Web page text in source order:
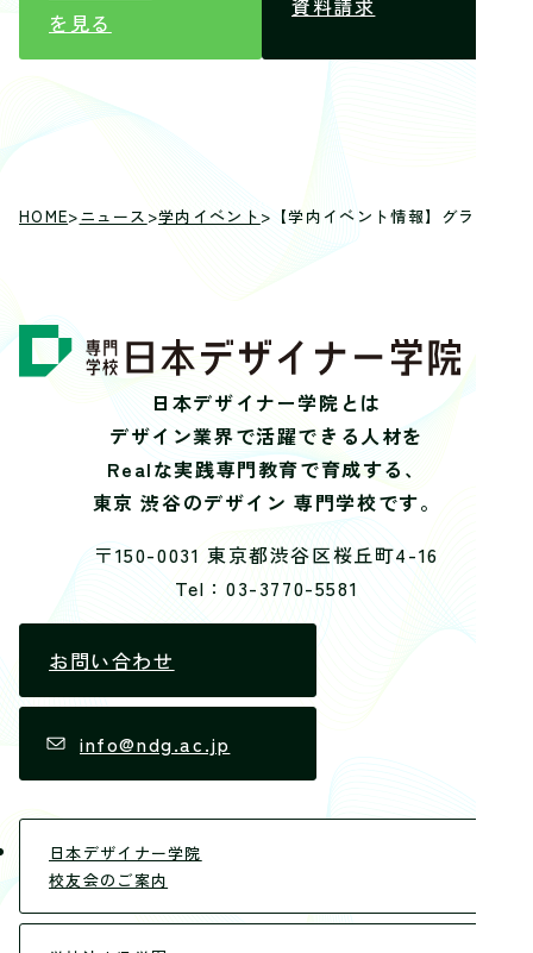
を見る
HOME>ニュース >学内イベント > 【学内イベント情報】グラフィ
日本デザイナー学院とは
デザイン業界で活躍できる人材を
Realな実践専門教育で育成する、
東京 渋谷のデザイン 専門学校です。
〒150-0031 東京都渋谷区桜丘町4-16
Tel：03-3770-5581
お問い合わせ
info@ndg.ac.jp
日本デザイナー学院
校友会のご案内